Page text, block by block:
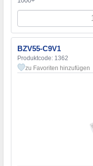
BZV55-C9V1
Produktcode: 1362
zu Favoriten hinzufügen